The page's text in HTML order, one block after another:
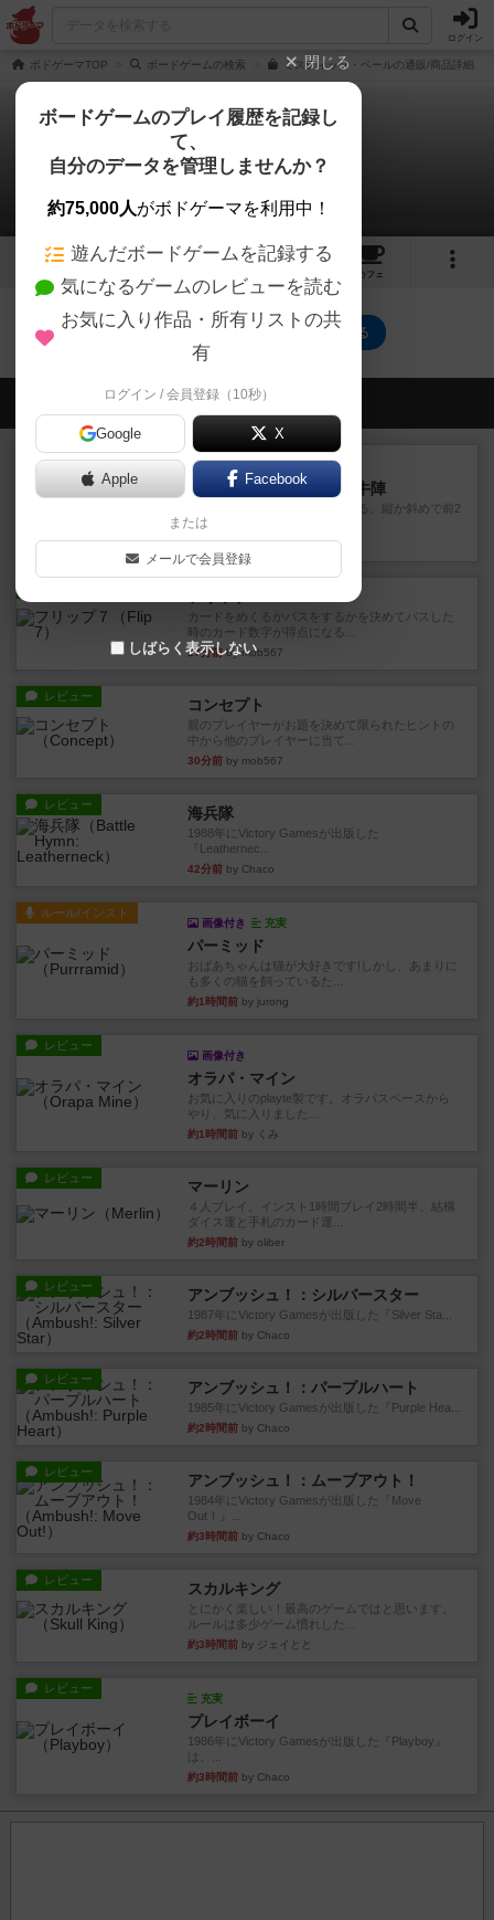
ログイン
ボドゲーマTOP ボードゲームの検索 ミスティック・ベールの通販/商品詳細
ミスティック・ベール
0件のリプレイ日記
3 1 10
カフェ
ミスティック・ベールのトップに戻る
会員の新しい投稿
レビュー
ファイアー・ブルズ / 火牛陣
火牛を引き連れて敵を殲滅させる。縦か斜めで前2
列まで攻撃できるが、自分...
5分前by うらまこ
カードをめくるかパスをするかを決めてパスした
時のカード数字が得点になる...
17分前by mob567
レビュー コンセプト
親のプレイヤーがお題を決めて限られたヒントの
中から他のプレイヤーに当て...
30分前 by mob567
レビュー 海兵隊
1988年にVictory Gamesが出版した
『Leathernec...
42分前 by Chaco
ルール/インスト
画像付き 充実
パーミッド
おばあちゃんは猫が大好きです!しかし、あまりに
も多くの猫を飼っているた...
約1時間前 by jurong
レビュー
画像付き
オラパ・マイン
お気に入りのplayte製です。オラパスペースから
やり、気に入りました...
約1時間前 by くみ
レビュー マーリン
４人プレイ。インスト1時間プレイ2時間半。結構
ダイス運と手札のカード運...
約2時間前 by oliber
レビュー アンブッシュ！：シルバースター
1987年にVictory Gamesが出版した『Silver Sta...
約2時間前 by Chaco
レビュー アンブッシュ！：パープルハート
1985年にVictory Gamesが出版した『Purple Hea...
約2時間前 by Chaco
レビュー アンブッシュ！：ムーブアウト！
1984年にVictory Gamesが出版した『Move
Out！』...
約3時間前 by Chaco
レビュー スカルキング
とにかく楽しい！最高のゲームではと思います。
ルールは多少ゲーム慣れした...
約3時間前 by ジェイとと
レビュー
充実
プレイボーイ
1986年にVictory Gamesが出版した『Playboy』
は、...
約3時間前 by Chaco
閉じる
ボードゲームのプレイ履歴を記録し
て、
自分のデータを管理しませんか？
約75,000人がボドゲーマを利用中！
遊んだボードゲームを記録する
気になるゲームのレビューを読む
お気に入り作品・所有リストの共
有
ログイン / 会員登録（10秒）
Google X
Apple Facebook
または
メールで会員登録
しばらく表示しない